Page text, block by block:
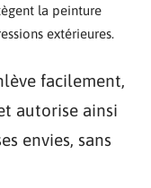
la peinture
extérieures.
facilement,
autorise ainsi
envies, sans